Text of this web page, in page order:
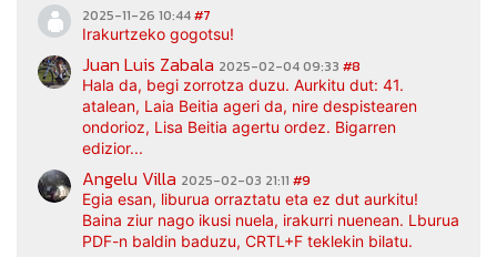
2025-11-26 10:44#7
Irakurtzeko gogotsu!
Juan Luis Zabala 2025-02-04 09:33 #8
Hala da, begi zorrotza duzu. Aurkitu dut: 41.
atalean, Laia Beitia ageri da, nire despistearen
ondorioz, Lisa Beitia agertu ordez. Bigarren
edizior...
Angelu Villa 2025-02-03 21:11 #9
Egia esan, liburua orraztatu eta ez dut aurkitu!
Baina ziur nago ikusi nuela, irakurri nuenean. Lburua
PDF-n baldin baduzu, CRTL+F teklekin bilatu.